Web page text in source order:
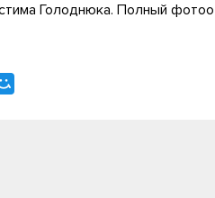
Голоднюка. Полный